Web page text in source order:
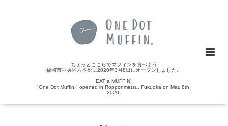
ちょっとここらでマフィンを食べよう
福岡市中央区六本松に2020年3月8日にオープンしました。
EAT a MUFFIN!
"One Dot Muffin." opened in Ropponmatsu, Fukuoka on Mar. 8th,
2020.